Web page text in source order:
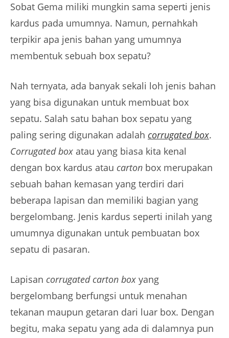
Sobat Gema miliki mungkin sama seperti jenis
kardus pada umumnya. Namun, pernahkah
terpikir apa jenis bahan yang umumnya
membentuk sebuah box sepatu?
Nah ternyata, ada banyak sekali loh jenis bahan
yang bisa digunakan untuk membuat box
sepatu. Salah satu bahan box sepatu yang
paling sering digunakan adalah corrugated box.
Corrugated box atau yang biasa kita kenal
dengan box kardus atau carton box merupakan
sebuah bahan kemasan yang terdiri dari
beberapa lapisan dan memiliki bagian yang
bergelombang. Jenis kardus seperti inilah yang
umumnya digunakan untuk pembuatan box
sepatu di pasaran.
Lapisan corrugated carton box yang
bergelombang berfungsi untuk menahan
tekanan maupun getaran dari luar box. Dengan
begitu, maka sepatu yang ada di dalamnya pun